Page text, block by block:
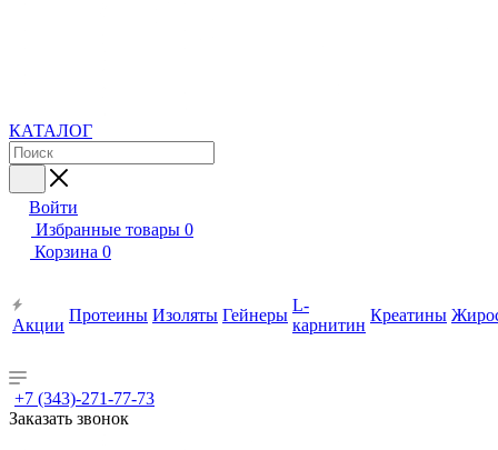
КАТАЛОГ
Войти
Избранные товары 0
Корзина 0
Акции
Протеины Изоляты Гейнеры
L-
карнитин
Креатины
+7 (343)-271-77-73
Заказать звонок